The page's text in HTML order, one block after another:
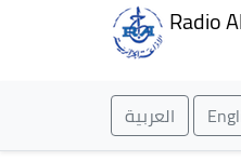
Radio
العربية